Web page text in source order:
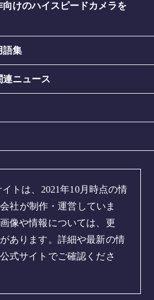
けのハイスピードカメラを
語集
ニュース
イトは、2021年10月時点の情
社が制作・運営していま
像や情報については、更
あります。詳細や最新の情
式サイトでご確認くださ